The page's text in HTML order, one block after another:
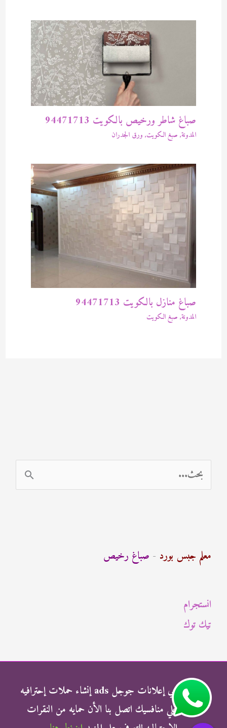
صباغ شاطر ورخيص بالكويت 94471713
المدونة, صبغ الكويت, ورق الجدران
صباغ منازل بالكويت 94471713
المدونة, صبغ الكويت
ل
ث
:
معلم جبس بورد - صباغ رخيص
انستجرام
تيك توك
شركة الناجي إعلانات جوجل ads إنشاء حملات إحترافيه
وتفوق علي منافسيك اتصل بنا الأن حمايه من النقرات